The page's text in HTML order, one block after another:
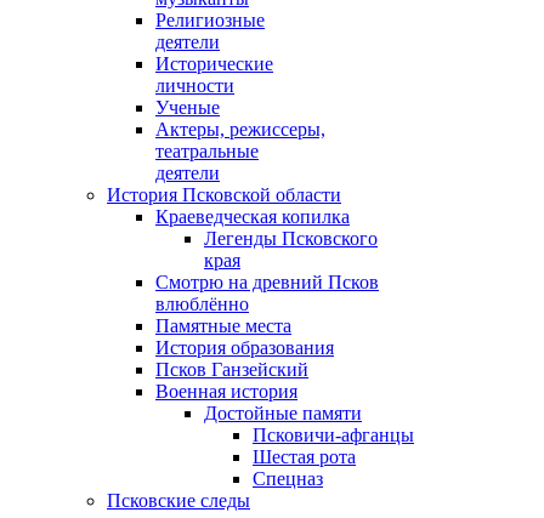
Религиозные
деятели
Исторические
личности
Ученые
Актеры, режиссеры,
театральные
деятели
История Псковской области
Краеведческая копилка
Легенды Псковского
края
Смотрю на древний Псков
влюблённо
Памятные места
История образования
Псков Ганзейский
Военная история
Достойные памяти
Псковичи-афганцы
Шестая рота
Спецназ
Псковские следы